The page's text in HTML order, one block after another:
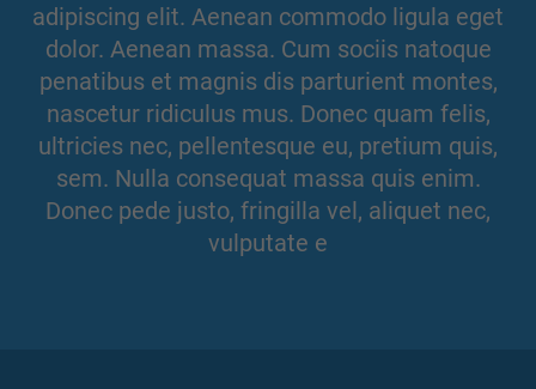
adipiscing elit. Aenean commodo ligula eget
dolor. Aenean massa. Cum sociis natoque
penatibus et magnis dis parturient montes,
nascetur ridiculus mus. Donec quam felis,
ultricies nec, pellentesque eu, pretium quis,
sem. Nulla consequat massa quis enim.
Donec pede justo, fringilla vel, aliquet nec,
vulputate e